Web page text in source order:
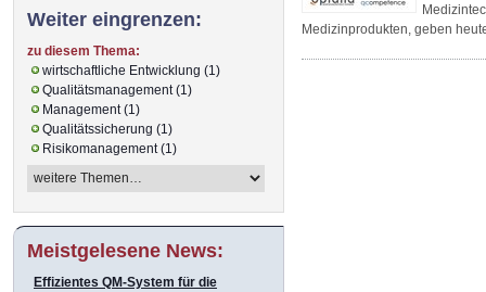
Medizinprodukten, geben
Weiter eingrenzen:
zu diesem Thema:
wirtschaftliche Entwicklung (1)
Qualitätsmanagement (1)
Management (1)
Qualitätssicherung (1)
Risikomanagement (1)
Meistgelesene News:
Effizientes QM-System für die